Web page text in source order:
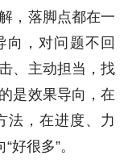
，落脚点都在一
向，对问题不回
、主动担当，找
是效果导向，在
法，在进度、力
好很多”。